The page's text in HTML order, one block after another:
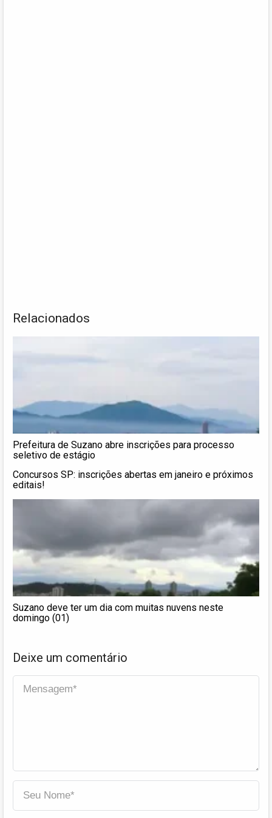
Relacionados
Prefeitura de Suzano abre inscrições para processo
seletivo de estágio
Concursos SP: inscrições abertas em janeiro e próximos
editais!
Suzano deve ter um dia com muitas nuvens neste
domingo (01)
Deixe um comentário